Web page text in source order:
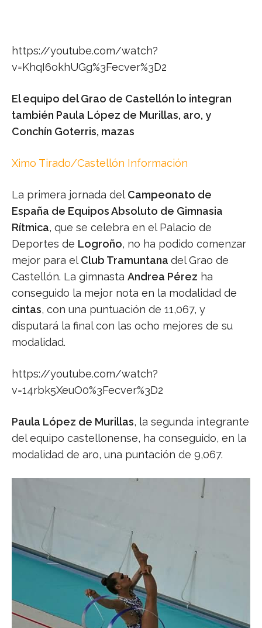
https://youtube.com/watch?
v=KhqI6okhUGg%3Fecver%3D2
El equipo del Grao de Castellón lo integran
también Paula López de Murillas, aro, y
Conchín Goterris, mazas
Ximo Tirado/Castellón Información
La primera jornada del Campeonato de
España de Equipos Absoluto de Gimnasia
Rítmica, que se celebra en el Palacio de
Deportes de Logroño, no ha podido comenzar
mejor para el Club Tramuntana del Grao de
Castellón. La gimnasta Andrea Pérez ha
conseguido la mejor nota en la modalidad de
cintas, con una puntuación de 11,067, y
disputará la final con las ocho mejores de su
modalidad.
https://youtube.com/watch?
v=14rbk5XeuO0%3Fecver%3D2
Paula López de Murillas, la segunda integrante
del equipo castellonense, ha conseguido, en la
modalidad de aro, una puntación de 9,067.